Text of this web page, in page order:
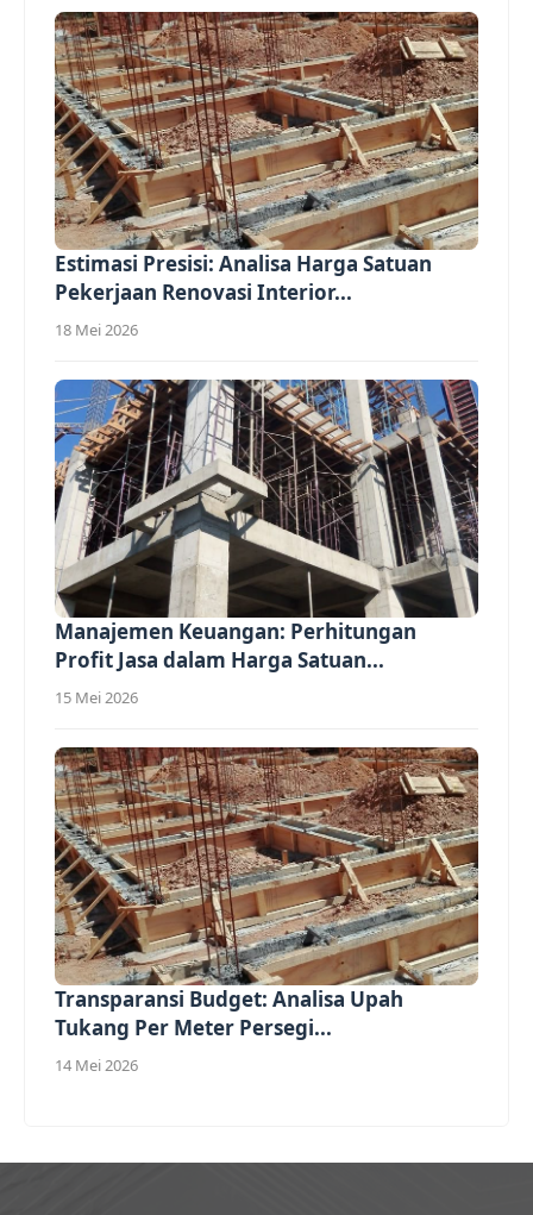
Estimasi Presisi: Analisa Harga Satuan
Pekerjaan Renovasi Interior...
18 Mei 2026
Manajemen Keuangan: Perhitungan
Profit Jasa dalam Harga Satuan...
15 Mei 2026
Transparansi Budget: Analisa Upah
Tukang Per Meter Persegi...
14 Mei 2026